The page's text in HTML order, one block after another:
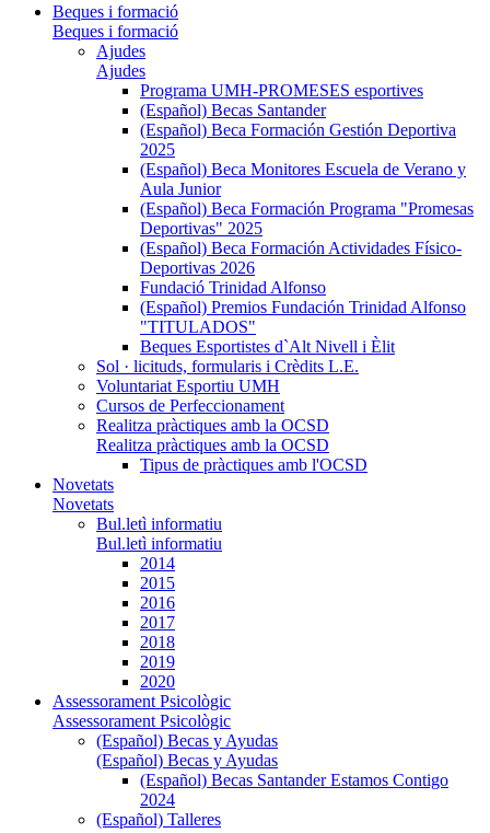
Beques i formació
Beques i formació
Ajudes
Ajudes
Programa UMH-PROMESES esportives
(Español) Becas Santander
(Español) Beca Formación Gestión Deportiva
2025
(Español) Beca Monitores Escuela de Verano y
Aula Junior
(Español) Beca Formación Programa "Promesas
Deportivas" 2025
(Español) Beca Formación Actividades Físico-
Deportivas 2026
Fundació Trinidad Alfonso
(Español) Premios Fundación Trinidad Alfonso
"TITULADOS"
Beques Esportistes d`Alt Nivell i Èlit
Sol · licituds, formularis i Crèdits L.E.
Voluntariat Esportiu UMH
Cursos de Perfeccionament
Realitza pràctiques amb la OCSD
Realitza pràctiques amb la OCSD
Tipus de pràctiques amb l'OCSD
Novetats
Novetats
Bul.letì informatiu
Bul.letì informatiu
2014
2015
2016
2017
2018
2019
2020
Assessorament Psicològic
Assessorament Psicològic
(Español) Becas y Ayudas
(Español) Becas y Ayudas
(Español) Becas Santander Estamos Contigo
2024
(Español) Talleres